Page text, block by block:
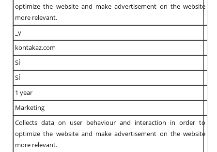
optimize the website and make advertisement on the website
more relevant.
_y
kontakaz.com
SÍ
SÍ
1 year
Marketing
Collects data on user behaviour and interaction in order to
optimize the website and make advertisement on the website
more relevant.